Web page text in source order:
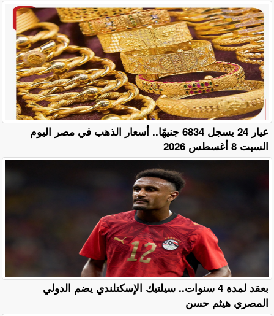
عيار 24 يسجل 6834 جنيهًا.. أسعار الذهب في مصر اليوم
السبت 8 أغسطس 2026
بعقد لمدة 4 سنوات.. سيلتيك الإسكتلندي يضم الدولي
المصري هيثم حسن